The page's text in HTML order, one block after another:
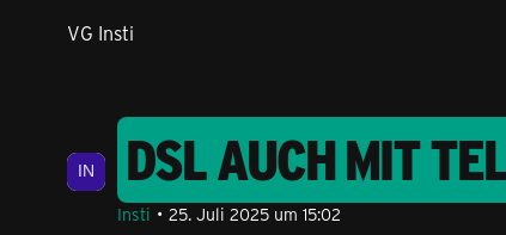
VG Insti
DSL AUCH MIT
Insti 25. Juli 2025 um 15:02